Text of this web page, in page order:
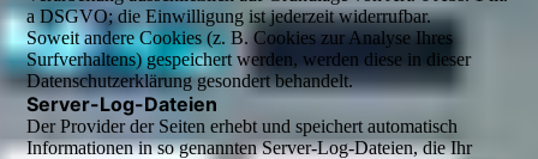
a DSGVO; die Einwilligung ist jederzeit widerrufbar.
Soweit andere Cookies (z. B. Cookies zur Analyse Ihres
Surfverhaltens) gespeichert werden, werden diese in dieser
Datenschutzerklärung gesondert behandelt.
Server-Log-Dateien
Der Provider der Seiten erhebt und speichert automatisch
Informationen in so genannten Server-Log-Dateien, die Ihr